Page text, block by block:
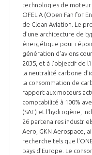
technologies de
OFELIA (Open Fan for
de Clean Aviation. Le
d'une architecture de
énergétique pour
génération d'avions
2035, et à l'objectif de
la neutralité carbone
la consommation de
rapport aux moteurs
comptabilité à 100%
(SAF) et l'hydrogène,
26 partenaires
Aero, GKN Aerospace,
recherche tels que
pays d'Europe. Le